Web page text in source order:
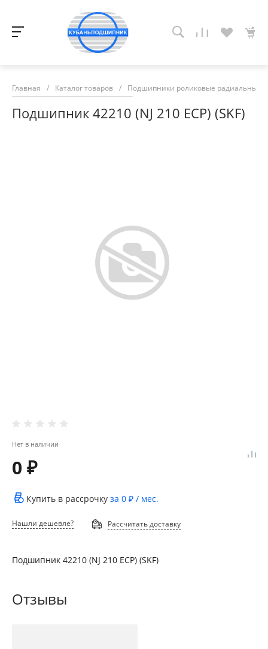
Главная / Каталог товаров / Подшипники роликовые радиальные
Подшипник 42210 (NJ 210 ECP) (SKF)
Нет в наличии
0 ₽
Купить в рассрочку за 0 ₽ / мес.
Нашли дешевле? Рассчитать доставку
Подшипник 42210 (NJ 210 ECP) (SKF)
Отзывы